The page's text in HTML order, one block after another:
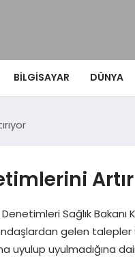
BILGISAYAR DÜNYA
Sağlık Bakanı
gelen talepler
uyulup uyulmadığına